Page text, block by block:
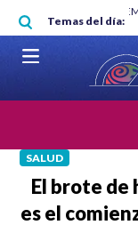
Pasar al contenido
Temas del día:
"HABLAR NO
SALUD
El brote de
es el